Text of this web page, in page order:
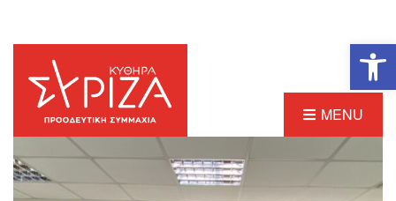
Ανοίξτε τη γραμμή εργαλείων
MENU